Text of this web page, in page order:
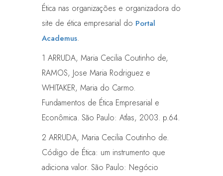
Ética nas organizações e organizadora do
site de ética empresarial do Portal
Academus.
1 ARRUDA, Maria Cecilia Coutinho de,
RAMOS, Jose Maria Rodriguez e
WHITAKER, Maria do Carmo.
Fundamentos de Ética Empresarial e
Econômica. São Paulo: Atlas, 2003. p.64.
2 ARRUDA, Maria Cecilia Coutinho de.
Código de Ética: um instrumento que
adiciona valor. São Paulo: Negócio